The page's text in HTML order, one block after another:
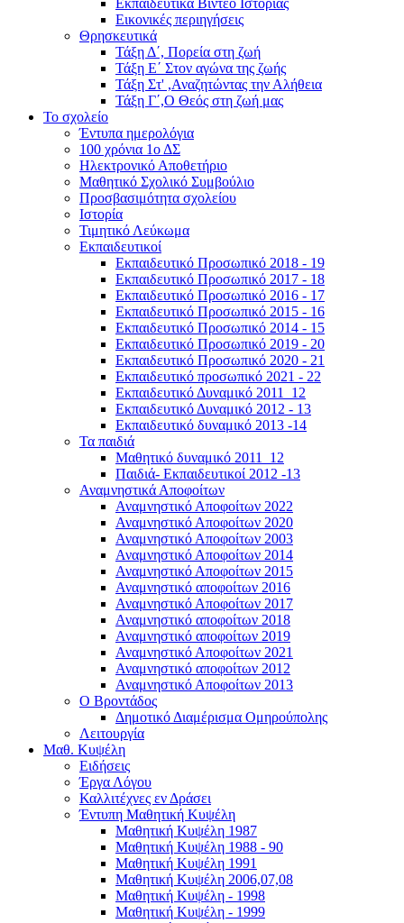
Εκπαιδευτικά Βίντεο Ιστορίας
Εικονικές περιηγήσεις
Θρησκευτικά
Τάξη Δ΄, Πορεία στη ζωή
Τάξη Ε΄ Στον αγώνα της ζωής
Τάξη Στ' ,Αναζητώντας την Αλήθεια
Τάξη Γ΄,Ο Θεός στη ζωή μας
Το σχολείο
Έντυπα ημερολόγια
100 χρόνια 1ο ΔΣ
Ηλεκτρονικό Αποθετήριο
Μαθητικό Σχολικό Συμβούλιο
Προσβασιμότητα σχολείου
Ιστορία
Τιμητικό Λεύκωμα
Εκπαιδευτικοί
Εκπαιδευτικό Προσωπικό 2018 - 19
Εκπαιδευτικό Προσωπικό 2017 - 18
Εκπαιδευτικό Προσωπικό 2016 - 17
Εκπαιδευτικό Προσωπικό 2015 - 16
Εκπαιδευτικό Προσωπικό 2014 - 15
Εκπαιδευτικό Προσωπικό 2019 - 20
Εκπαιδευτικό Προσωπικό 2020 - 21
Εκπαιδευτικό προσωπικό 2021 - 22
Εκπαιδευτικό Δυναμικό 2011_12
Εκπαιδευτικό Δυναμικό 2012 - 13
Εκπαιδευτικό δυναμικό 2013 -14
Τα παιδιά
Μαθητικό δυναμικό 2011_12
Παιδιά- Εκπαιδευτικοί 2012 -13
Αναμνηστικά Αποφοίτων
Αναμνηστικό Αποφοίτων 2022
Αναμνηστικό Αποφοίτων 2020
Αναμνηστικό Αποφοίτων 2003
Αναμνηστικό Αποφοίτων 2014
Αναμνηστικό Αποφοίτων 2015
Αναμνηστικό αποφοίτων 2016
Αναμνηστικό Αποφοίτων 2017
Αναμνηστικό αποφοίτων 2018
Αναμνηστικό αποφοίτων 2019
Αναμνηστικό Αποφοίτων 2021
Αναμνηστικό αποφοίτων 2012
Αναμνηστικό Αποφοίτων 2013
Ο Βροντάδος
Δημοτικό Διαμέρισμα Ομηρούπολης
Λειτουργία
Μαθ. Κυψέλη
Ειδήσεις
Έργα Λόγου
Καλλιτέχνες εν Δράσει
Έντυπη Μαθητική Κυψέλη
Μαθητική Κυψέλη 1987
Μαθητική Κυψέλη 1988 - 90
Μαθητική Κυψέλη 1991
Μαθητική Κυψέλη 2006,07,08
Μαθητική Κυψέλη - 1998
Μαθητική Κυψέλη - 1999